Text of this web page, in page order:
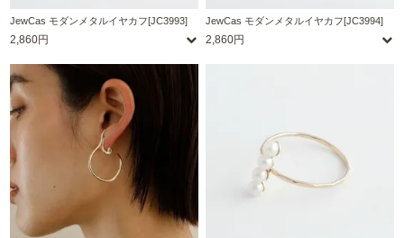
JewCas モダンメタルイヤカフ[JC3993]
2,860円
JewCas モダンメタルイヤカフ[JC3994]
2,860円